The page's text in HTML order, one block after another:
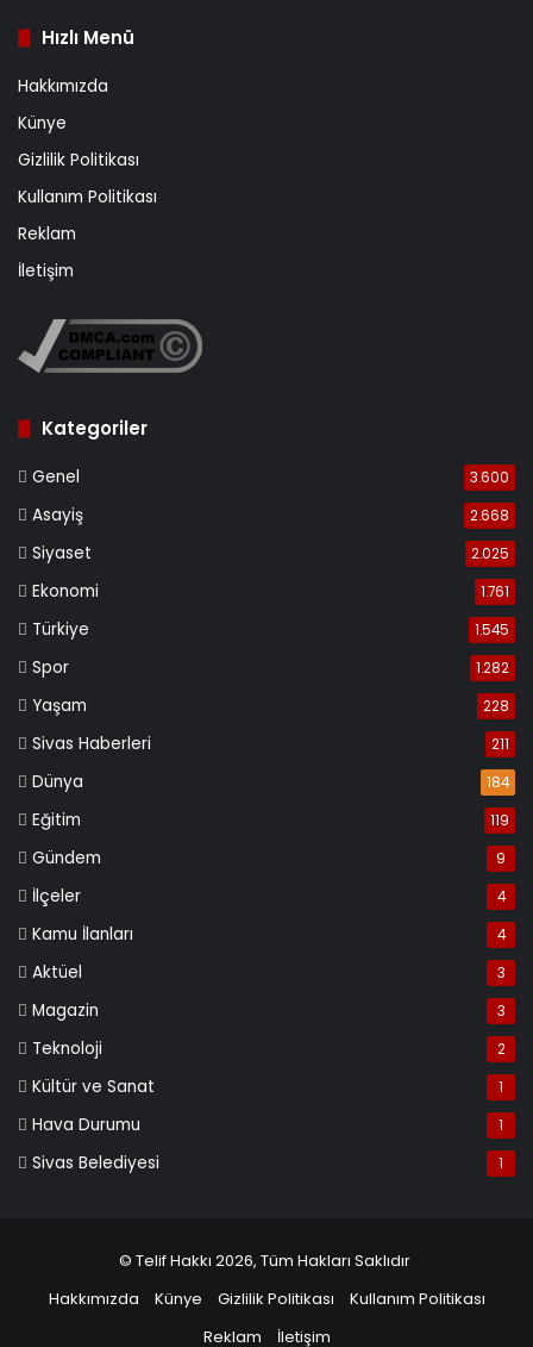
Hızlı Menü
Hakkımızda
Künye
Gizlilik Politikası
Kullanım Politikası
Reklam
İletişim
Kategoriler
Genel 3.600
Asayiş 2.668
Siyaset 2.025
Ekonomi 1.761
Türkiye 1.545
Spor 1.282
Yaşam 228
Sivas Haberleri 211
Dünya 184
Eğitim 119
Gündem 9
İlçeler 4
Kamu İlanları 4
Aktüel 3
Magazin 3
Teknoloji 2
Kültür ve Sanat 1
Hava Durumu 1
Sivas Belediyesi 1
© Telif Hakkı 2026, Tüm Hakları Saklıdır
Hakkımızda
Künye Gizlilik Politikası
Kullanım Politikası
Reklam
İletişim